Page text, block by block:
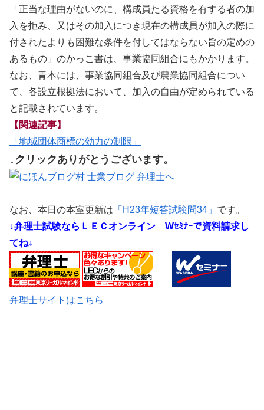
「正当な理由がないのに、構成員たる資格を有する者の加
入を拒み、又はその加入につき現在の構成員が加入の際に
付されたよりも困難な条件を付してはならない旨の定めの
あるもの」のかっこ書は、事業協同組合にもかかります。
なお、青本には、事業協同組合及び農業協同組合につい
て、各設立根拠法において、加入の自由が定められている
と記載されています。
【関連記事】
「地域団体商標の効力の制限」
↓クリックありがとうございます。
なお、本日の本室更新は 「H23年短答試験問34」 です。
↓弁理士試験ならＬＥＣオンライン
Wｾﾐﾅｰで資料請求し
てね↓
弁理士サイトはこちら